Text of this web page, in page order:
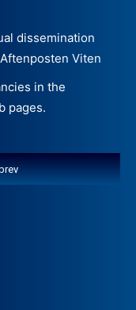
dissemination
Viten
in the
pages.